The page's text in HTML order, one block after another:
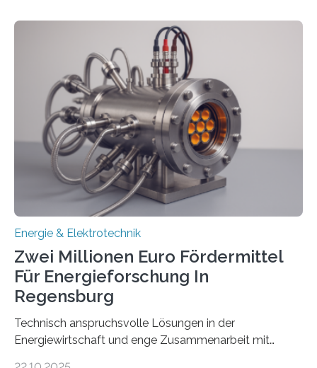
einem „Anschlussstau“. Die Stiftung
Umweltenergierecht hat den Rechtsrahmen in einem
neuen Bericht für die Praxis eingeordnet – inklusive der
Rolle von flexiblen Netzanschlussvereinbarungen. Der
Netzanschluss von Erneuerbare-Energien-Anlagen
(EE-Anlagen) ist entscheidend für die Energiewende.
Denn ohne Anschluss an das Netz kann kein Strom
eingespeist werden. Nach dem Erneuerbare-Energien-
Gesetz (EEG) sind Netzbetreiber…
Energie & Elektrotechnik
Zwei Millionen Euro Fördermittel
Für Energieforschung In
Regensburg
Technisch anspruchsvolle Lösungen in der
Energiewirtschaft und enge Zusammenarbeit mit